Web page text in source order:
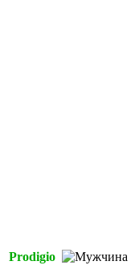
Prodigio